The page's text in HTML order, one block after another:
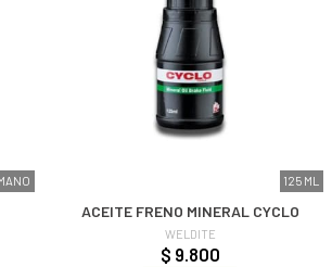
125 ML
ACEITE FRENO MINERAL CYCLO
WELDITE
$ 9.800